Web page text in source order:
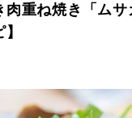
肉重ね焼き「ム